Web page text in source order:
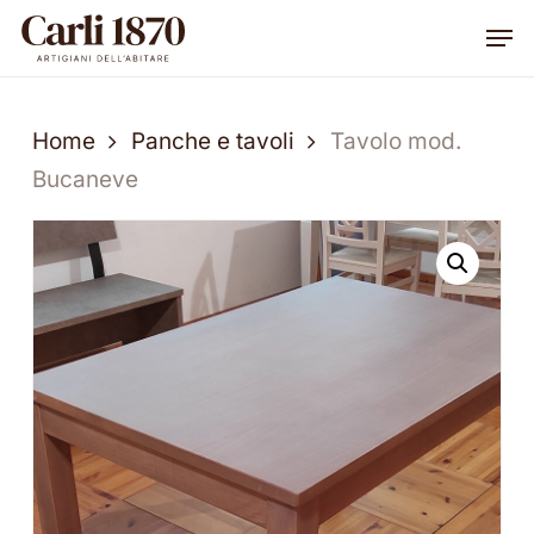
Skip
Home Panche e tavoli
Tavolo mod.
Bucaneve